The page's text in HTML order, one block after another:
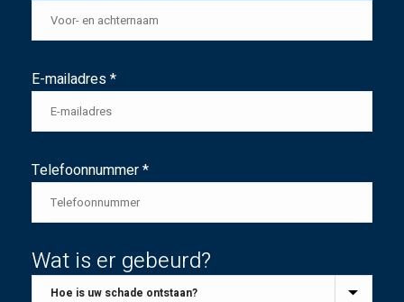
E-mailadres *
Telefoonnummer *
Wat is er gebeurd?